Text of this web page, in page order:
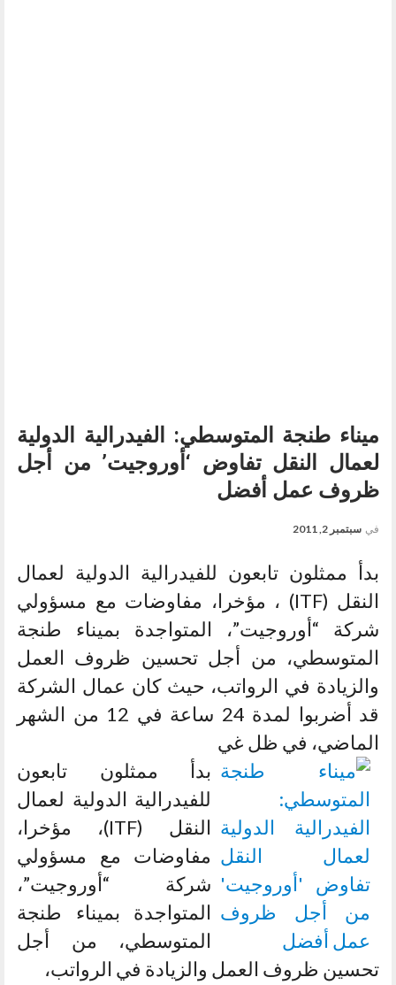
ميناء طنجة المتوسطي: الفيدرالية الدولية
لعمال النقل تفاوض ‘أوروجيت’ من أجل
ظروف عمل أفضل
في سبتمبر 2, 2011
بدأ ممثلون تابعون للفيدرالية الدولية لعمال
النقل (ITF) ، مؤخرا، مفاوضات مع مسؤولي
شركة “أوروجيت”، المتواجدة بميناء طنجة
المتوسطي، من أجل تحسين ظروف العمل
والزيادة في الرواتب، حيث كان عمال الشركة
قد أضربوا لمدة 24 ساعة في 12 من الشهر
الماضي، في ظل غي
بدأ ممثلون تابعون
للفيدرالية الدولية لعمال
النقل (ITF)، مؤخرا،
مفاوضات مع مسؤولي
شركة “أوروجيت”،
المتواجدة بميناء طنجة
المتوسطي، من أجل
تحسين ظروف العمل والزيادة في الرواتب،